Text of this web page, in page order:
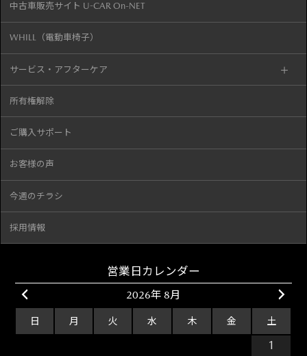
中古車販売サイト U-CAR On-NET
WHILL（電動車椅子）
サービス・アフターケア
所有権解除
ご購入サポート
お客様の声
今週のチラシ
採用情報
営業日カレンダー
2026年 8月
日 月 火 水 木 金 土
1